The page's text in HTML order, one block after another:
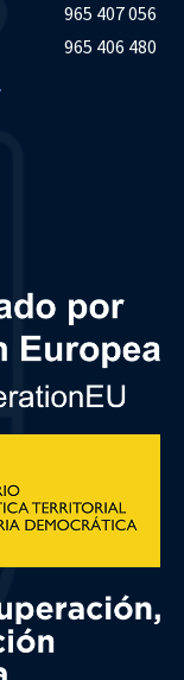
965 407 056
965 406 480